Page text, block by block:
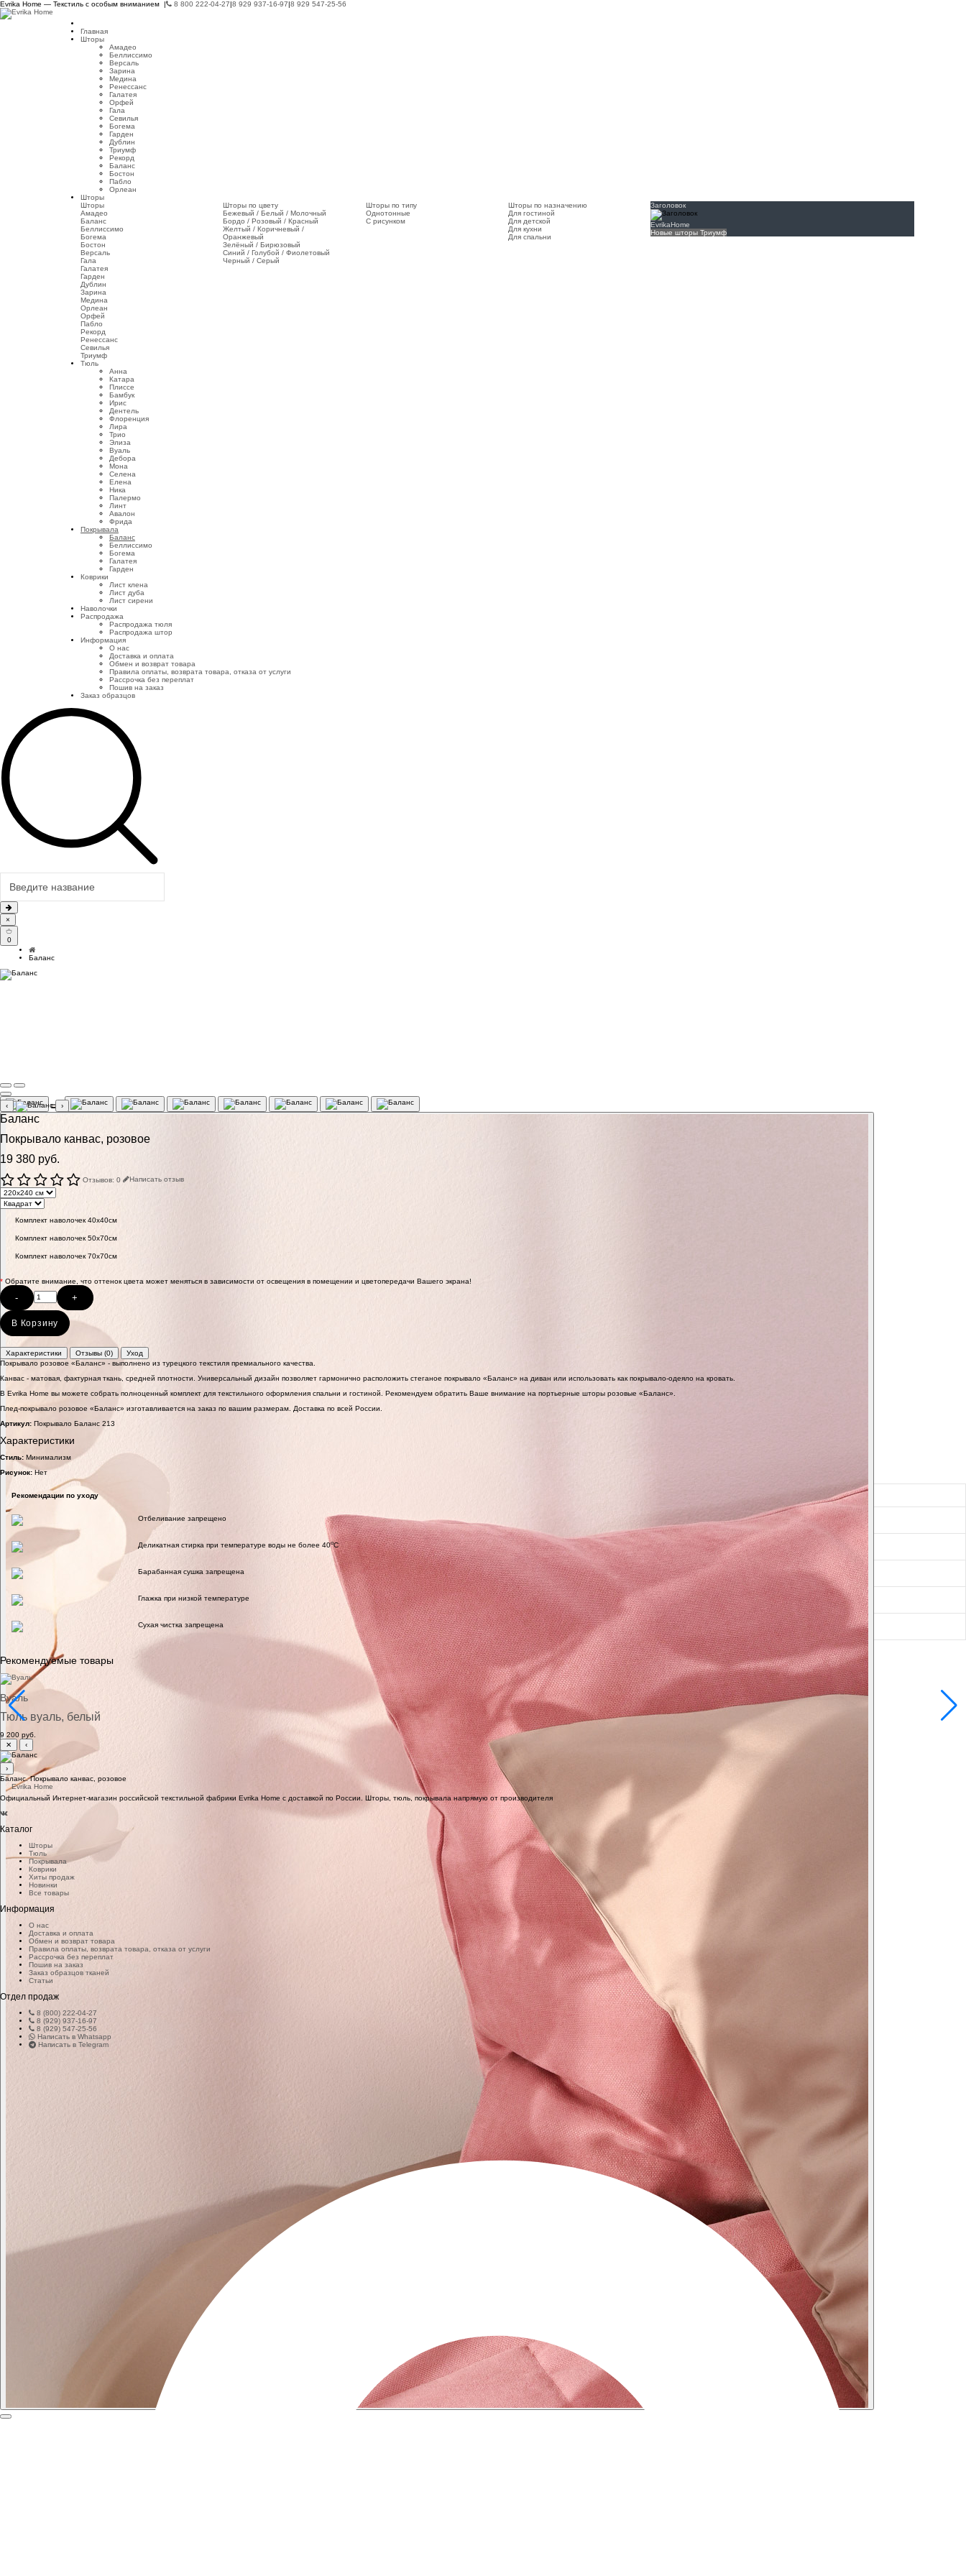
Evrika Home — Текстиль с особым вниманием | 8 800 222-04-27|8 929 937-16-97|8 929 547-25-56
Главная
Шторы
Амадео
Беллиссимо
Версаль
Зарина
Медина
Ренессанс
Галатея
Орфей
Гала
Севилья
Богема
Гарден
Дублин
Триумф
Рекорд
Баланс
Бостон
Пабло
Орлеан
Шторы
Шторы
Амадео
Баланс
Беллиссимо
Богема
Бостон
Версаль
Гала
Галатея
Гарден
Дублин
Зарина
Медина
Орлеан
Орфей
Пабло
Рекорд
Ренессанс
Севилья
Триумф
Шторы по цвету
Бежевый / Белый / Молочный
Бордо / Розовый / Красный
Желтый / Коричневый /
Оранжевый
Зелёный / Бирюзовый
Синий / Голубой / Фиолетовый
Черный / Серый
Шторы по типу
Однотонные
С рисунком
Шторы по назначению
Для гостиной
Для детской
Для кухни
Для спальни
Заголовок
EvrikaHome
Новые шторы Триумф
Тюль
Анна
Катара
Плиссе
Бамбук
Ирис
Дентель
Флоренция
Лира
Трио
Элиза
Вуаль
Дебора
Мона
Селена
Елена
Ника
Палермо
Линт
Авалон
Фрида
Покрывала
Баланс
Беллиссимо
Богема
Галатея
Гарден
Коврики
Лист клена
Лист дуба
Лист сирени
Наволочки
Распродажа
Распродажа тюля
Распродажа штор
Информация
О нас
Доставка и оплата
Обмен и возврат товара
Правила оплаты, возврата товара, отказа от услуги
Рассрочка без переплат
Пошив на заказ
Заказ образцов
×
0
Баланс
‹ ›
Баланс
Покрывало канвас, розовое
19 380 руб.
Отзывов: 0 Написать отзыв
Комплект наволочек 40х40см
Комплект наволочек 50х70см
Комплект наволочек 70х70см
* Обратите внимание, что оттенок цвета может меняться в зависимости от освещения в помещении и цветопередачи Вашего экрана!
- +
В Корзину
Характеристики Отзывы (0)
Уход
Покрывало розовое «Баланс» - выполнено из турецкого текстиля премиального качества.
Канвас - матовая, фактурная ткань, средней плотности. Универсальный дизайн позволяет гармонично расположить стеганое покрывало «Баланс» на диван или использовать как покрывало-одеяло на кровать.
В Evrika Home вы можете собрать полноценный комплект для текстильного оформления спальни и гостиной. Рекомендуем обратить Ваше внимание на портьерные шторы розовые «Баланс».
Плед-покрывало розовое «Баланс» изготавливается на заказ по вашим размерам. Доставка по всей России.
Артикул: Покрывало Баланс 213
Характеристики
Стиль: Минимализм
Рисунок: Нет
Рекомендации по уходу
Отбеливание запрещено
Деликатная стирка при температуре воды не более 40oC
Барабанная сушка запрещена
Глажка при низкой температуре
Сухая чистка запрещена
Рекомендуемые товары
Вуаль
Тюль вуаль, белый
9 200 руб.
✕
‹
›
Баланс. Покрывало канвас, розовое
Официальный Интернет-магазин российской текстильной фабрики Evrika Home c доставкой по России. Шторы, тюль, покрывала напрямую от производителя
Каталог
Шторы
Тюль
Покрывала
Коврики
Хиты продаж
Новинки
Все товары
Информация
О нас
Доставка и оплата
Обмен и возврат товара
Правила оплаты, возврата товара, отказа от услуги
Рассрочка без переплат
Пошив на заказ
Заказ образцов тканей
Статьи
Отдел продаж
8 (800) 222-04-27
8 (929) 937-16-97
8 (929) 547-25-56
Написать в Whatsapp
Написать в Telegram